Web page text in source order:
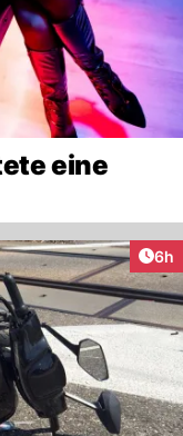
eine
6h